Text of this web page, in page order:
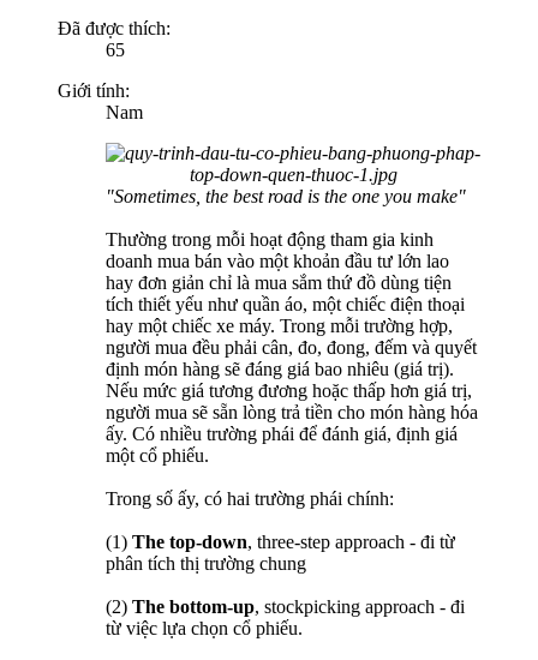
Đã được thích:
65
Giới tính:
Nam
"Sometimes, the best road is the one you make"
Thường trong mỗi hoạt động tham gia kinh
doanh mua bán vào một khoản đầu tư lớn lao
hay đơn giản chỉ là mua sắm thứ đồ dùng tiện
tích thiết yếu như quần áo, một chiếc điện thoại
hay một chiếc xe máy. Trong mỗi trường hợp,
người mua đều phải cân, đo, đong, đếm và quyết
định món hàng sẽ đáng giá bao nhiêu (giá trị).
Nếu mức giá tương đương hoặc thấp hơn giá trị,
người mua sẽ sẵn lòng trả tiền cho món hàng hóa
ấy. Có nhiều trường phái để đánh giá, định giá
một cổ phiếu.
Trong số ấy, có hai trường phái chính:
(1) The top-down, three-step approach - đi từ
phân tích thị trường chung
(2) The bottom-up, stockpicking approach - đi
từ việc lựa chọn cổ phiếu.